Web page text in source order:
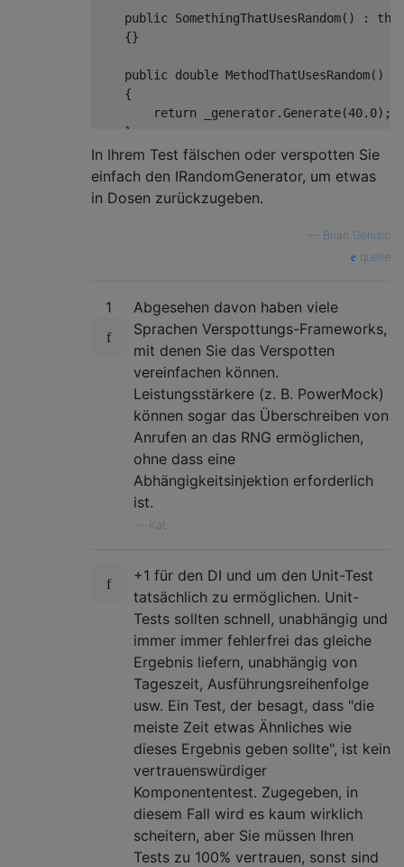
public SomethingThatUsesRandom( ) :
    {}
public double MethodThatUsesRandom( )
    {
return _generator.Generate(40.0);
    }
In Ihrem Test fälschen oder verspotten Sie
einfach den IRandomGenerator, um etwas
in Dosen zurückzugeben.
Brian Genisio
quelle
1
Abgesehen davon haben viele
Sprachen Verspottungs-Frameworks,
mit denen Sie das Verspotten
vereinfachen können.
Leistungsstärkere (z. B. PowerMock)
können sogar das Überschreiben von
Anrufen an das RNG ermöglichen,
ohne dass eine
Abhängigkeitsinjektion erforderlich
ist.
Kat
+1 für den DI und um den Unit-Test
tatsächlich zu ermöglichen. Unit-
Tests sollten schnell, unabhängig und
immer immer fehlerfrei das gleiche
Ergebnis liefern, unabhängig von
Tageszeit, Ausführungsreihenfolge
usw. Ein Test, der besagt, dass "die
meiste Zeit etwas Ähnliches wie
dieses Ergebnis geben sollte", ist kein
vertrauenswürdiger
Komponententest. Zugegeben, in
diesem Fall wird es kaum wirklich
scheitern, aber Sie müssen Ihren
Tests zu 100% vertrauen, sonst sind